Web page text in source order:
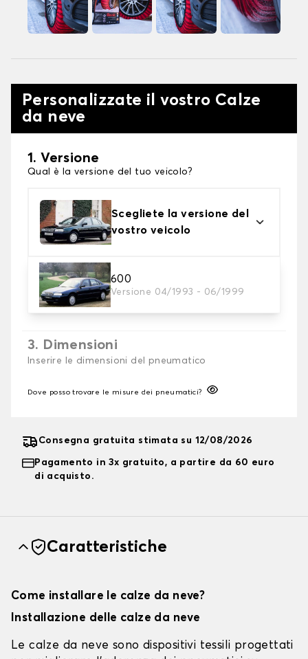
Personalizzate il vostro Calze
da neve
1. Versione
Qual è la versione del tuo veicolo?
Scegliete la versione del
vostro veicolo
600
Versione 04/1993 - 06/1999
2. Finitura a calza
Scegli le calze da neve adatte alle tue necessità
3. Dimensioni
Inserire le dimensioni del pneumatico
Dove posso trovare le misure dei pneumatici?
Consegna gratuita stimata su 12/08/2026
Pagamento in 3x gratuito, a partire da 60 euro
di acquisto.
Caratteristiche
Come installare le calze da neve?
Installazione delle calze da neve
Le calze da neve sono dispositivi tessili progettati